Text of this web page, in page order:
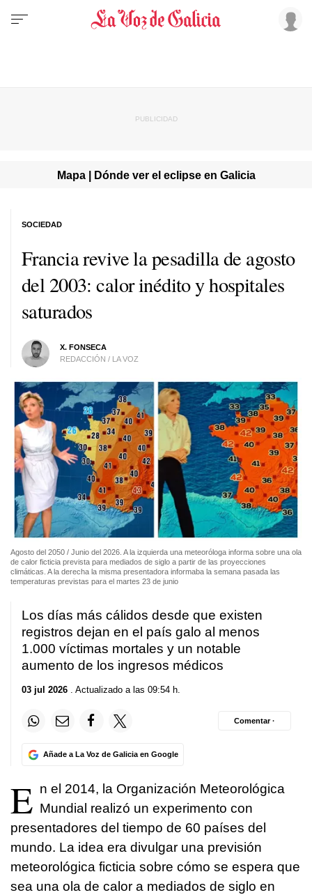
Mapa | Dónde ver el eclipse en Galicia
Francia revive la pesadilla de agosto
del 2003: calor inédito y hospitales
saturados
X. FONSECA
REDACCIÓN / LA VOZ
SOCIEDAD
Agosto del 2050 / Junio del 2026. A la izquierda una meteoróloga informa sobre una ola
de calor ficticia prevista para mediados de siglo a partir de las proyecciones
climáticas. A la derecha la misma presentadora informaba la semana pasada las
temperaturas previstas para el martes 23 de junio
Los días más cálidos desde que existen
registros dejan en el país galo al menos
1.000 víctimas mortales y un notable
aumento de los ingresos médicos
03 jul 2026 . Actualizado a las 09:54 h.
Añade a La Voz de Galicia en Google
Comentar ·
E n el 2014, la Organización Meteorológica
Mundial realizó un experimento con
presentadores del tiempo de 60 países del
mundo. La idea era divulgar una previsión
meteorológica ficticia sobre cómo se espera que
sea una ola de calor a mediados de siglo en